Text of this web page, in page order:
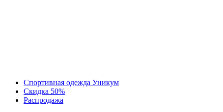
Спортивная одежда Уникум
Скидка 50%
Распродажа